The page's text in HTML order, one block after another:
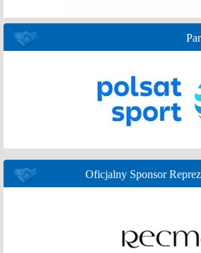
Oficjalny Sponsor